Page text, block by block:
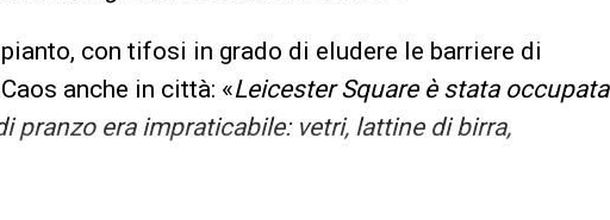
con tifosi in grado di eludere le barriere di
anche in città: «Leicester Square è stata occupata
pranzo era impraticabile: vetri, lattine di birra,